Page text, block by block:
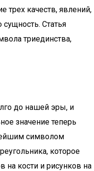
трех качеств, явлений,
сущность. Статья
триединства,
до нашей эры, и
значение теперь
символом
которое
кости и рисунков на